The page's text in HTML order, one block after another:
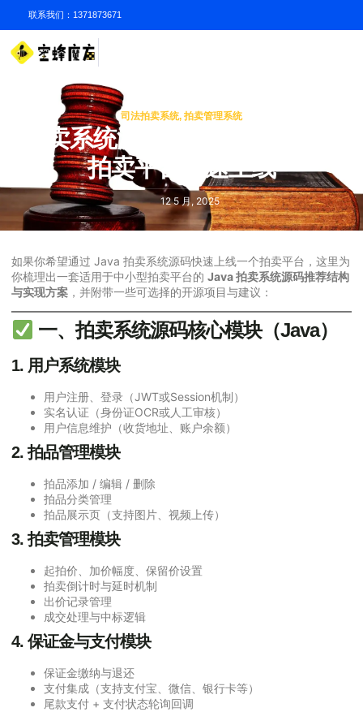
联系我们：1371873671
司法拍卖系统, 拍卖管理系统
拍卖系统源码JAVA拍卖系统让
拍卖平台快速上线
12 5 月, 2025
如果你希望通过 Java 拍卖系统源码快速上线一个拍卖平台，这里为
你梳理出一套适用于中小型拍卖平台的 Java 拍卖系统源码推荐结构
与实现方案 ，并附带一些可选择的开源项目与建议：
一、拍卖系统源码核心模块（Java）
1. 用户系统模块
用户注册、登录（JWT或Session机制）
实名认证（身份证OCR或人工审核）
用户信息维护（收货地址、账户余额）
2. 拍品管理模块
拍品添加 / 编辑 / 删除
拍品分类管理
拍品展示页（支持图片、视频上传）
3. 拍卖管理模块
起拍价、加价幅度、保留价设置
拍卖倒计时与延时机制
出价记录管理
成交处理与中标逻辑
4. 保证金与支付模块
保证金缴纳与退还
支付集成（支持支付宝、微信、银行卡等）
尾款支付 + 支付状态轮询回调